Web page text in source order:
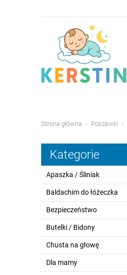
Strona główna Poszewki
Kategorie
Apaszka / Śliniak
Baldachim do łóżeczka
Bezpieczeństwo
Butelki / Bidony
Chusta na głowę
Dla mamy